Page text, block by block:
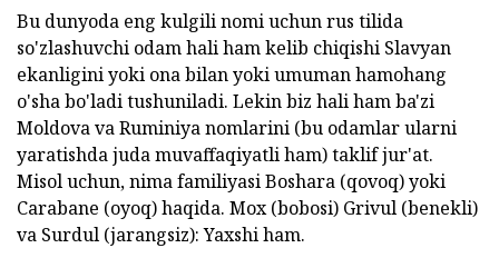
Bu dunyoda eng kulgili nomi uchun rus tilida
so'zlashuvchi odam hali ham kelib chiqishi Slavyan
ekanligini yoki ona bilan yoki umuman hamohang
o'sha bo'ladi tushuniladi. Lekin biz hali ham ba'zi
Moldova va Ruminiya nomlarini (bu odamlar ularni
yaratishda juda muvaffaqiyatli ham) taklif jur'at.
Misol uchun, nima familiyasi Boshara (qovoq) yoki
Carabane (oyoq) haqida. Mox (bobosi) Grivul (benekli)
va Surdul (jarangsiz): Yaxshi ham.